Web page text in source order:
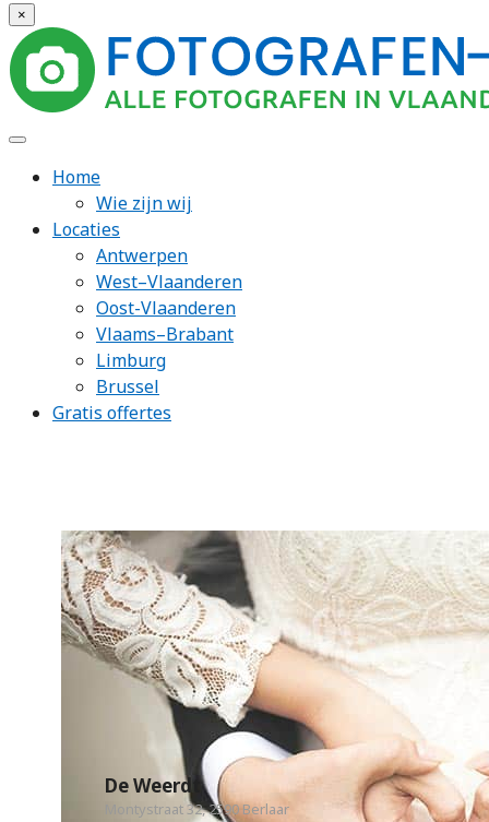
×
Home
Wie zijn wij
Locaties
Antwerpen
West–Vlaanderen
Oost-Vlaanderen
Vlaams–Brabant
Limburg
Brussel
Gratis offertes
De Weerdt
Montystraat 32, 2590 Berlaar